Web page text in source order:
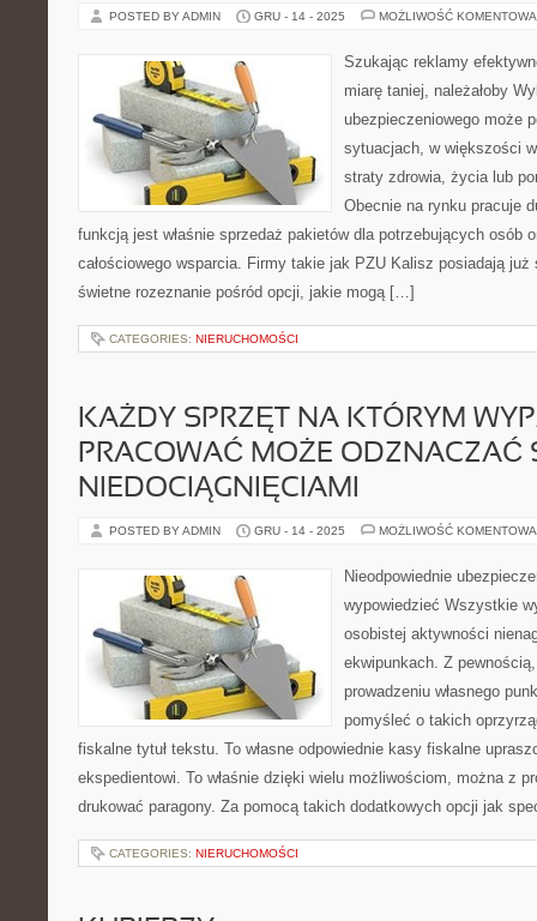
POSTED BY ADMIN GRU - 14 - 2025 MOŻLIWOŚĆ
Szukając reklamy
miarę taniej, należałoby
ubezpieczeniowego może
sytuacjach, w większości
straty zdrowia, życia lub
Obecnie na rynku pracuje
funkcją jest właśnie sprzedaż pakietów dla potrzebujących osób
całościowego wsparcia. Firmy takie jak PZU Kalisz posiadają
świetne rozeznanie pośród opcji, jakie mogą […]
CATEGORIES: NIERUCHOMOŚCI
KAŻDY SPRZĘT NA KTÓRYM
PRACOWAĆ MOŻE ODZNACZAĆ
NIEDOCIĄGNIĘCIAMI
POSTED BY ADMIN GRU - 14 - 2025 MOŻLIWOŚĆ
Nieodpowiednie
wypowiedzieć Wszystkie
osobistej aktywności
ekwipunkach. Z
prowadzeniu własnego
pomyśleć o takich
fiskalne tytuł tekstu. To własne odpowiednie kasy fiskalne
ekspedientowi. To właśnie dzięki wielu możliwościom, można z
drukować paragony. Za pomocą takich dodatkowych opcji jak
CATEGORIES: NIERUCHOMOŚCI